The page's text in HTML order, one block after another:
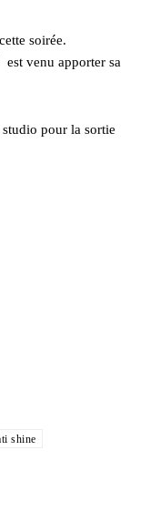
soirée.
est venu apporter sa
pour la sortie
shine